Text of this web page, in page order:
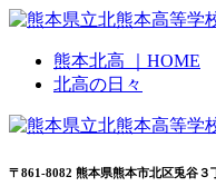
熊本北高 ｜HOME
北高の日々
〒861-8082 熊本県熊本市北区兎谷３